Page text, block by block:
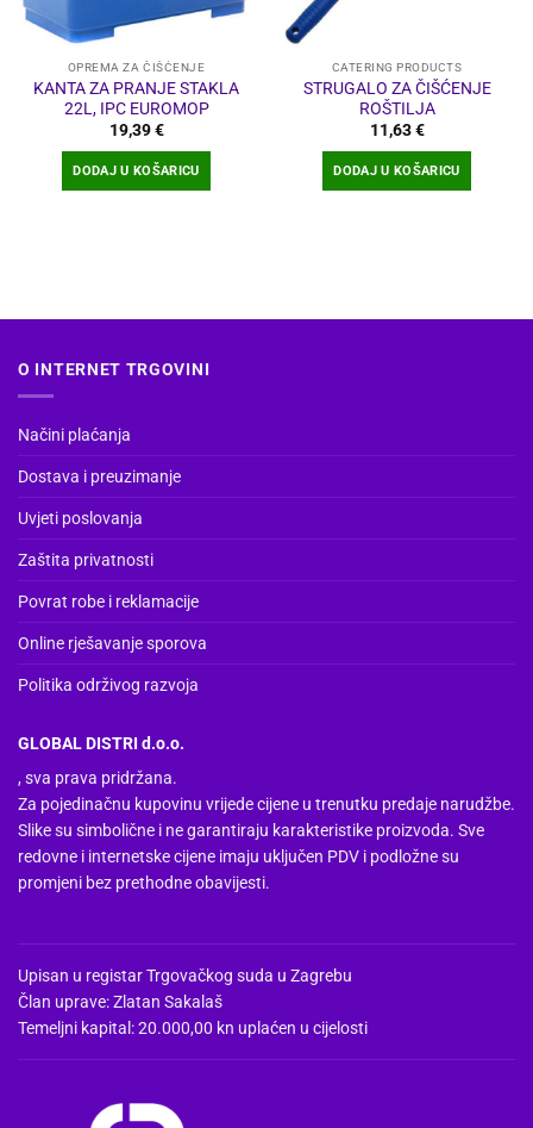
OPREMA ZA ČIŠĆENJE
KANTA ZA PRANJE STAKLA
22L, IPC EUROMOP
19,39€
DODAJ U KOŠARICU
CATERING PRODUCTS
STRUGALO ZA ČIŠĆENJE
ROŠTILJA
11,63€
DODAJ U KOŠARICU
O INTERNET TRGOVINI
Načini plaćanja
Dostava i preuzimanje
Uvjeti poslovanja
Zaštita privatnosti
Povrat robe i reklamacije
Online rješavanje sporova
Politika održivog razvoja
GLOBAL DISTRI d.o.o.
, sva prava pridržana.
Za pojedinačnu kupovinu vrijede cijene u trenutku predaje narudžbe.
Slike su simbolične i ne garantiraju karakteristike proizvoda. Sve
redovne i internetske cijene imaju uključen PDV i podložne su
promjeni bez prethodne obavijesti.
Upisan u registar Trgovačkog suda u Zagrebu
Član uprave: Zlatan Sakalaš
Temeljni kapital: 20.000,00 kn uplaćen u cijelosti